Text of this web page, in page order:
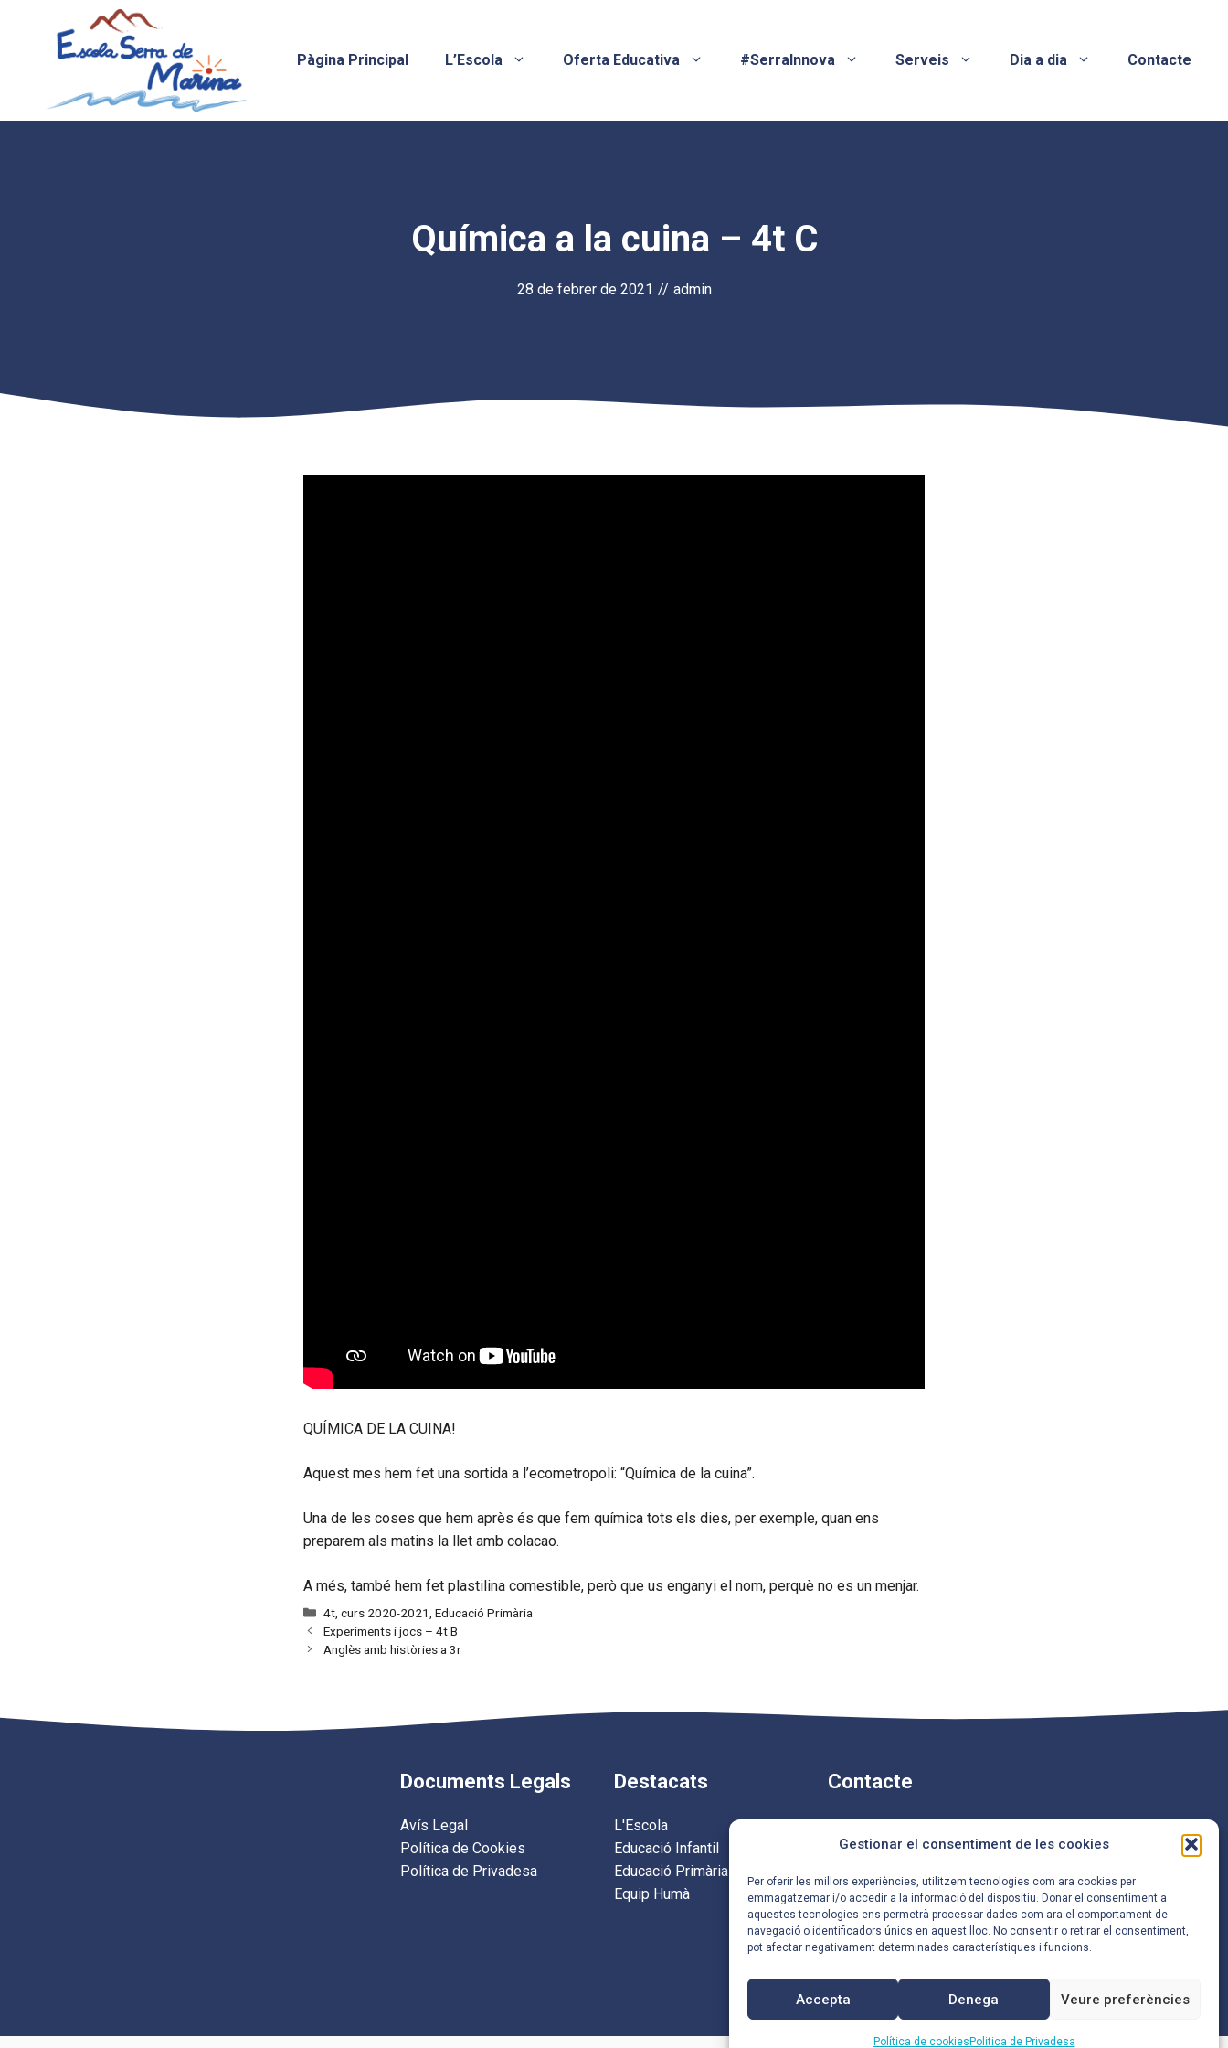
Gestionar el consentiment de les cookies
Per oferir les millors experiències, utilitzem tecnologies com ara cookies per
emmagatzemar i/o accedir a la informació del dispositiu. Donar el consentiment a
aquestes tecnologies ens permetrà processar dades com ara el comportament de
navegació o identificadors únics en aquest lloc. No consentir o retirar el consentiment,
pot afectar negativament determinades característiques i funcions.
Accepta Denega Veure preferències
Política de cookies Politica de Privadesa
contingut
Pàgina Principal L’Escola Oferta Educativa #SerraInnova Serveis Dia a dia Contacte
Química a la cuina – 4t C
28 de febrer de 2021 // admin
QUÍMICA DE LA CUINA!
Aquest mes hem fet una sortida a l’ecometropoli: “Química de la cuina”.
Una de les coses que hem après és que fem química tots els dies, per exemple, quan ens
preparem als matins la llet amb colacao.
A més, també hem fet plastilina comestible, però que us enganyi el nom, perquè no es un menjar.
Categories
4t, curs 2020-2021 Educació Primària
Experiments i jocs – 4t B
Anglès amb històries a 3r
Documents Legals
Avís Legal
Política de Cookies
Política de Privadesa
Destacats
L'Escola
Educació Infantil
Educació Primària
Equip Humà
Contacte
Carrer de Mossèn Camil
Rosell, 96,
Gramenet, Barcelona
933 86 66 67
a8045574@xtec.cat